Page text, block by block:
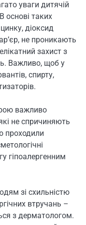
уваги дитячій
основі таких
діоксид
не проникають
захист з
Важливо, щоб у
спирту,
важливо
не спричиняють
проходили
гіпоалергенним
зі схильністю
втручань –
з дерматологом.